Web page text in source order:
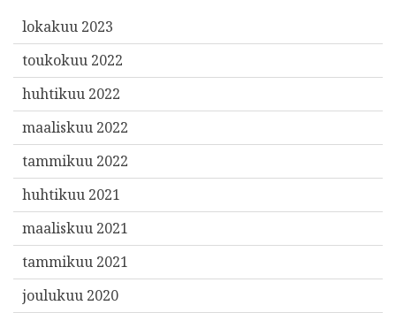
lokakuu 2023
toukokuu 2022
huhtikuu 2022
maaliskuu 2022
tammikuu 2022
huhtikuu 2021
maaliskuu 2021
tammikuu 2021
joulukuu 2020